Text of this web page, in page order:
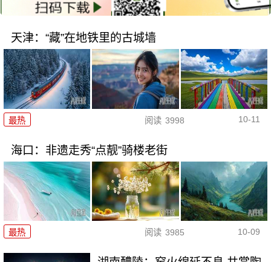
天津：“藏”在地铁里的古城墙
最热 阅读 3998 10-11
海口：非遗走秀“点靓”骑楼老街
最热 阅读 3985 10-09